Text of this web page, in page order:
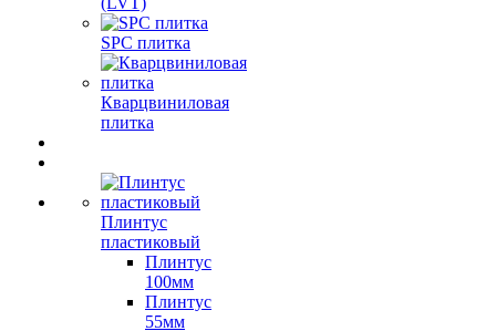
SPC плитка
Кварцвиниловая
плитка
Плинтус
пластиковый
Плинтус
100мм
Плинтус
55мм